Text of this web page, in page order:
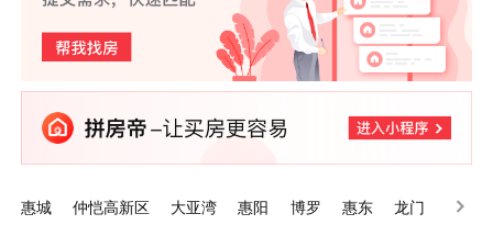
惠城 仲恺高新区 大亚湾 惠阳 博罗 惠东 龙门